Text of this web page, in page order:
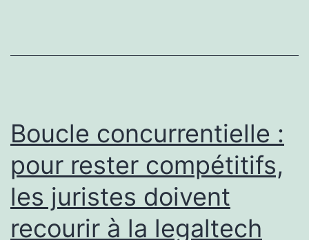
Boucle concurrentielle :
pour rester compétitifs,
les juristes doivent
recourir à la legaltech